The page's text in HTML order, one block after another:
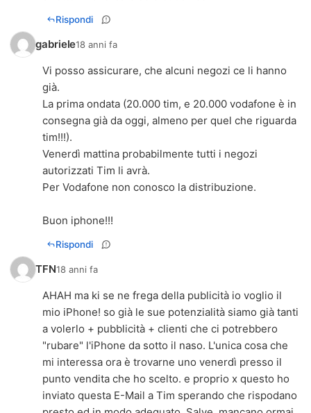
Rispondi
gabriele18 anni fa
Vi posso assicurare, che alcuni negozi ce li hanno
già.
La prima ondata (20.000 tim, e 20.000 vodafone è in
consegna già da oggi, almeno per quel che riguarda
tim!!!).
Venerdì mattina probabilmente tutti i negozi
autorizzati Tim li avrà.
Per Vodafone non conosco la distribuzione.
Buon iphone!!!
Rispondi
TFN18 anni fa
AHAH ma ki se ne frega della publicità io voglio il
mio iPhone! so già le sue potenzialità siamo già tanti
a volerlo + pubblicità + clienti che ci potrebbero
"rubare" l'iPhone da sotto il naso. L'unica cosa che
mi interessa ora è trovarne uno venerdì presso il
punto vendita che ho scelto. e proprio x questo ho
inviato questa E-Mail a Tim sperando che rispodano